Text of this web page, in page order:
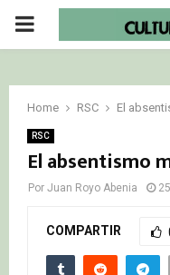
PRIMARY
Home RSC El
RSC
El absentismo
Por Juan Royo Abenia
COMPARTIR